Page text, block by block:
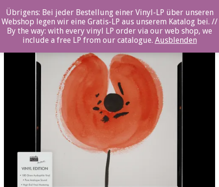
Übrigens: Bei jeder Bestellung einer Vinyl-LP über unseren
Webshop legen wir eine Gratis-LP aus unserem Katalog bei. //
By the way: with every vinyl LP order via our web shop, we
include a free LP from our catalogue. Ausblenden